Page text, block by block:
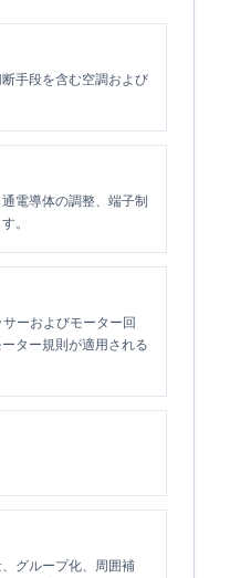
手段を含む空調および
電導体の調整、端子制
。
ーおよびモーター回
ター規則が適用される
グループ化、周囲補